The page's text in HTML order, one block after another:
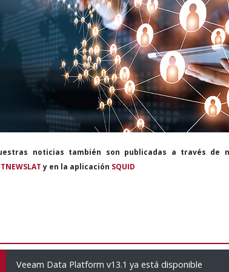
noticias también son publicadas a través de
y en la aplicación SQUID
Veeam Data Platform v13.1 ya está disponible